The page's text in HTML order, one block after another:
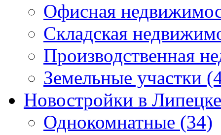
Офисная
Складская
Производственная
Земельные участки
Новостройки в Липецке
Однокомнатные (34)